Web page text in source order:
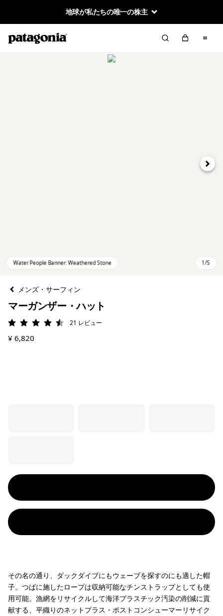
地球が私たちの唯一の株主
次へ
メンズ・サーフィン
マーガンザー・ハット
評価: 4.5 / 5
21 レビュー
¥ 6,820
その名の通り、ダックダイブにもウェーブを探すのにも適した帽
子。つばに施したロープは収納可能なチンストラップとしても使
用可能。漁網をリサイクルして海洋プラスチック汚染の削減に貢
献する、平織りのネットプラス・ポストコンシューマーリサイク